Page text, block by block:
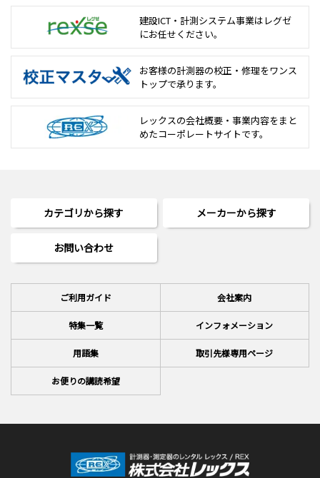
建設ICT・計測システム事業は レグゼ
にお任せください。
お客様の計測器の校正・修理をワンス
トップで承ります。
レックスの会社概要・事業内容をまと
めたコーポレートサイトです。
カテゴリから探す メーカーから探す
お問い合わせ
ご利用ガイド 会社案内
特集一覧 インフォメーション
用語集 取引先様専用ページ
お便りの講読希望